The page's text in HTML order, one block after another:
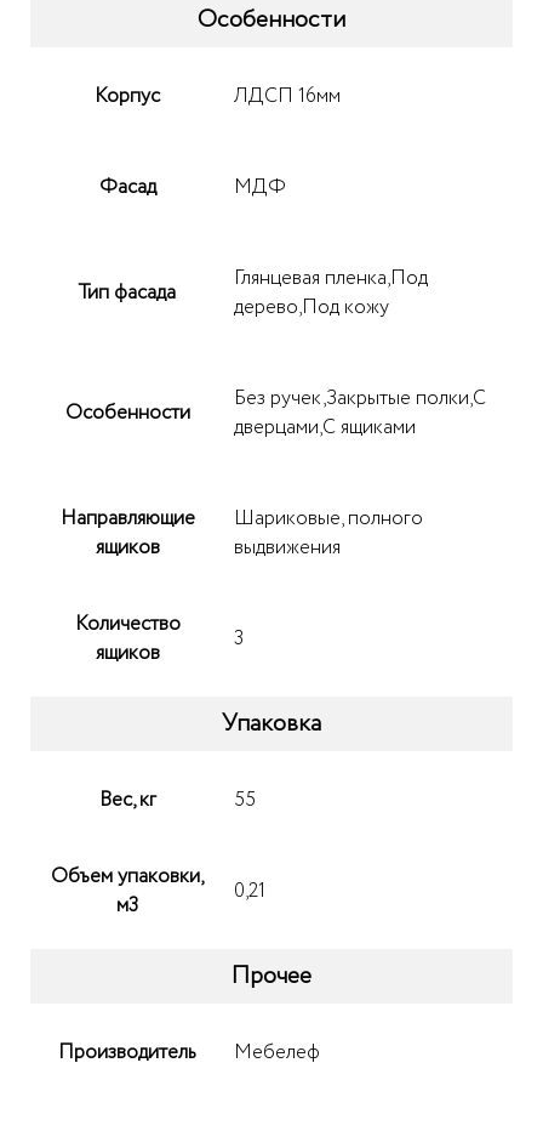
Особенности
Корпус ЛДСП 16мм
Фасад МДФ
Тип фасада
Глянцевая пленка,Под
дерево,Под кожу
Особенности
Без ручек,Закрытые полки,С
дверцами,С ящиками
Направляющие
ящиков
Шариковые, полного
выдвижения
Количество
ящиков
3
Упаковка
Вес, кг 55
Объем упаковки,
м3
0,21
Прочее
Производитель Мебелеф